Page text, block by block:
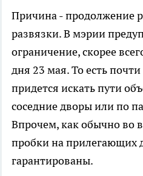
Причина - продолжение
развязки. В мэрии
ограничение, скорее
дня 23 мая. То есть
придется искать пути
соседние дворы или по
Впрочем, как обычно во
пробки на прилегающих
гарантированы.